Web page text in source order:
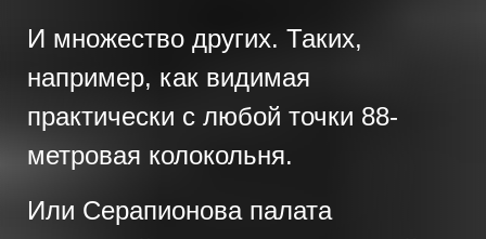
И множество других. Таких,
например, как видимая
практически с любой точки 88-
метровая колокольня.
Или Серапионова палата